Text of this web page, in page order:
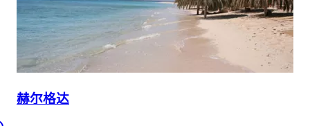
赫尔格达